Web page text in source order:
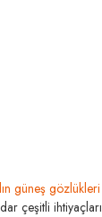
güneş gözlükleri
çeşitli